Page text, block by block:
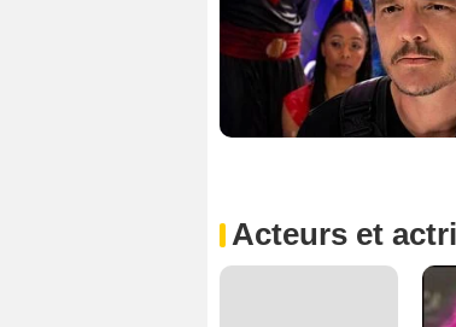
Acteurs et